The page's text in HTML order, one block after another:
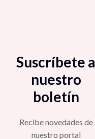
Suscríbete a
nuestro
boletín
Recibe novedades de
nuestro portal